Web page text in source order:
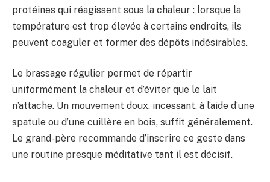
protéines qui réagissent sous la chaleur : lorsque la
température est trop élevée à certains endroits, ils
peuvent coaguler et former des dépôts indésirables.
Le brassage régulier permet de répartir
uniformément la chaleur et d’éviter que le lait
n’attache. Un mouvement doux, incessant, à l’aide d’une
spatule ou d’une cuillère en bois, suffit généralement.
Le grand-père recommande d’inscrire ce geste dans
une routine presque méditative tant il est décisif.